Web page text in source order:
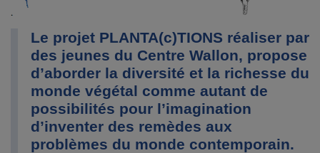
Le projet PLANTA(c)TIONS réaliser par
des jeunes du Centre Wallon, propose
d’aborder la diversité et la richesse du
monde végétal comme autant de
possibilités pour l’imagination
d’inventer des remèdes aux
problèmes du monde contemporain.